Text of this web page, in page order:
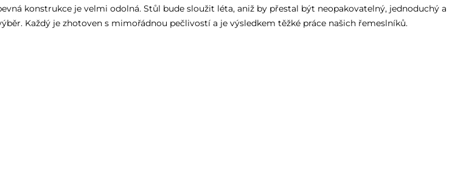
konstrukce je velmi odolná. Stůl bude sloužit léta, aniž by přestal být neopakovatelný, jednoduchý a
Každý je zhotoven s mimořádnou pečlivostí a je výsledkem těžké práce našich řemeslníků.